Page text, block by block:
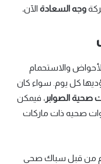
وجه السعادة الآن.
والاستحمام
كل يوم. سواء كان
صحية الصوابر، فيمكن
صحيه ذات ماركات
من قبل سباك صحي